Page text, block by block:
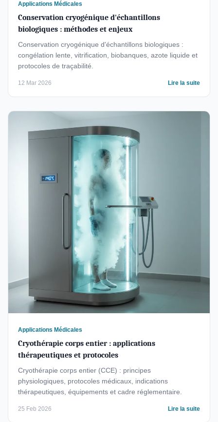
Applications Médicales
Conservation cryogénique d'échantillons
biologiques : méthodes et enjeux
Conservation cryogénique d'échantillons biologiques :
congélation lente, vitrification, biobanques, azote liquide et
protocoles de traçabilité.
12 Mar 2026 Lire la suite
Applications Médicales
Cryothérapie corps entier : applications
thérapeutiques et protocoles
Cryothérapie corps entier (CCE) : principes
physiologiques, protocoles médicaux, indications
thérapeutiques, équipements et cadre réglementaire.
25 Feb 2026 Lire la suite